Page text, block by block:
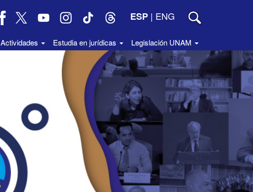
ESP | ENG
Actividades Estudia en jurídicas Legislación UNAM